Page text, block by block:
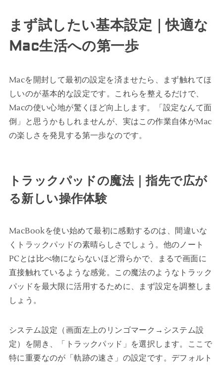
まず試したい基本設定｜快適な
Mac生活への第一歩
Macを開封して最初の設定を済ませたら、まず触れてほ
しいのが基本的な設定です。これらを整えるだけで、
Macの使い心地が驚くほど向上します。「設定なんて面
倒」と思うかもしれませんが、実はこの作業自体がMac
の楽しさを発見する第一歩なのです。
トラックパッドの魔法｜指先で広が
る新しい操作体験
MacBookを使い始めて最初に感動するのは、間違いな
くトラックパッドの素晴らしさでしょう。他のノート
PCとは比べ物にならないほど滑らかで、まるで画面に
直接触れているような感覚。この魔法のようなトラック
パッドを最大限に活用するために、まず設定を調整しま
しょう。
システム設定（画面左上のリンゴマーク→システム設
定）を開き、「トラックパッド」を選択します。ここで
特に重要なのが「軌跡の速さ」の設定です。デフォルト